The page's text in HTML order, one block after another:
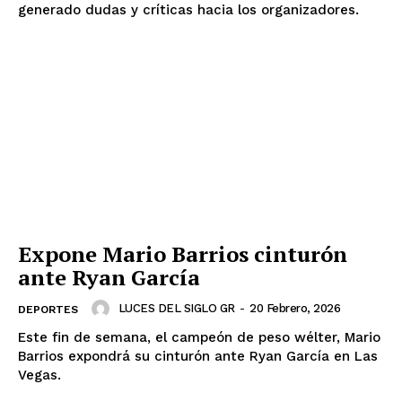
Mi cuenta
generado dudas y críticas hacia los organizadores.
Expone Mario Barrios cinturón
ante Ryan García
DEPORTES LUCES DEL SIGLO GR - 20 Febrero, 2026
Este fin de semana, el campeón de peso wélter, Mario
Barrios expondrá su cinturón ante Ryan García en Las
Vegas.